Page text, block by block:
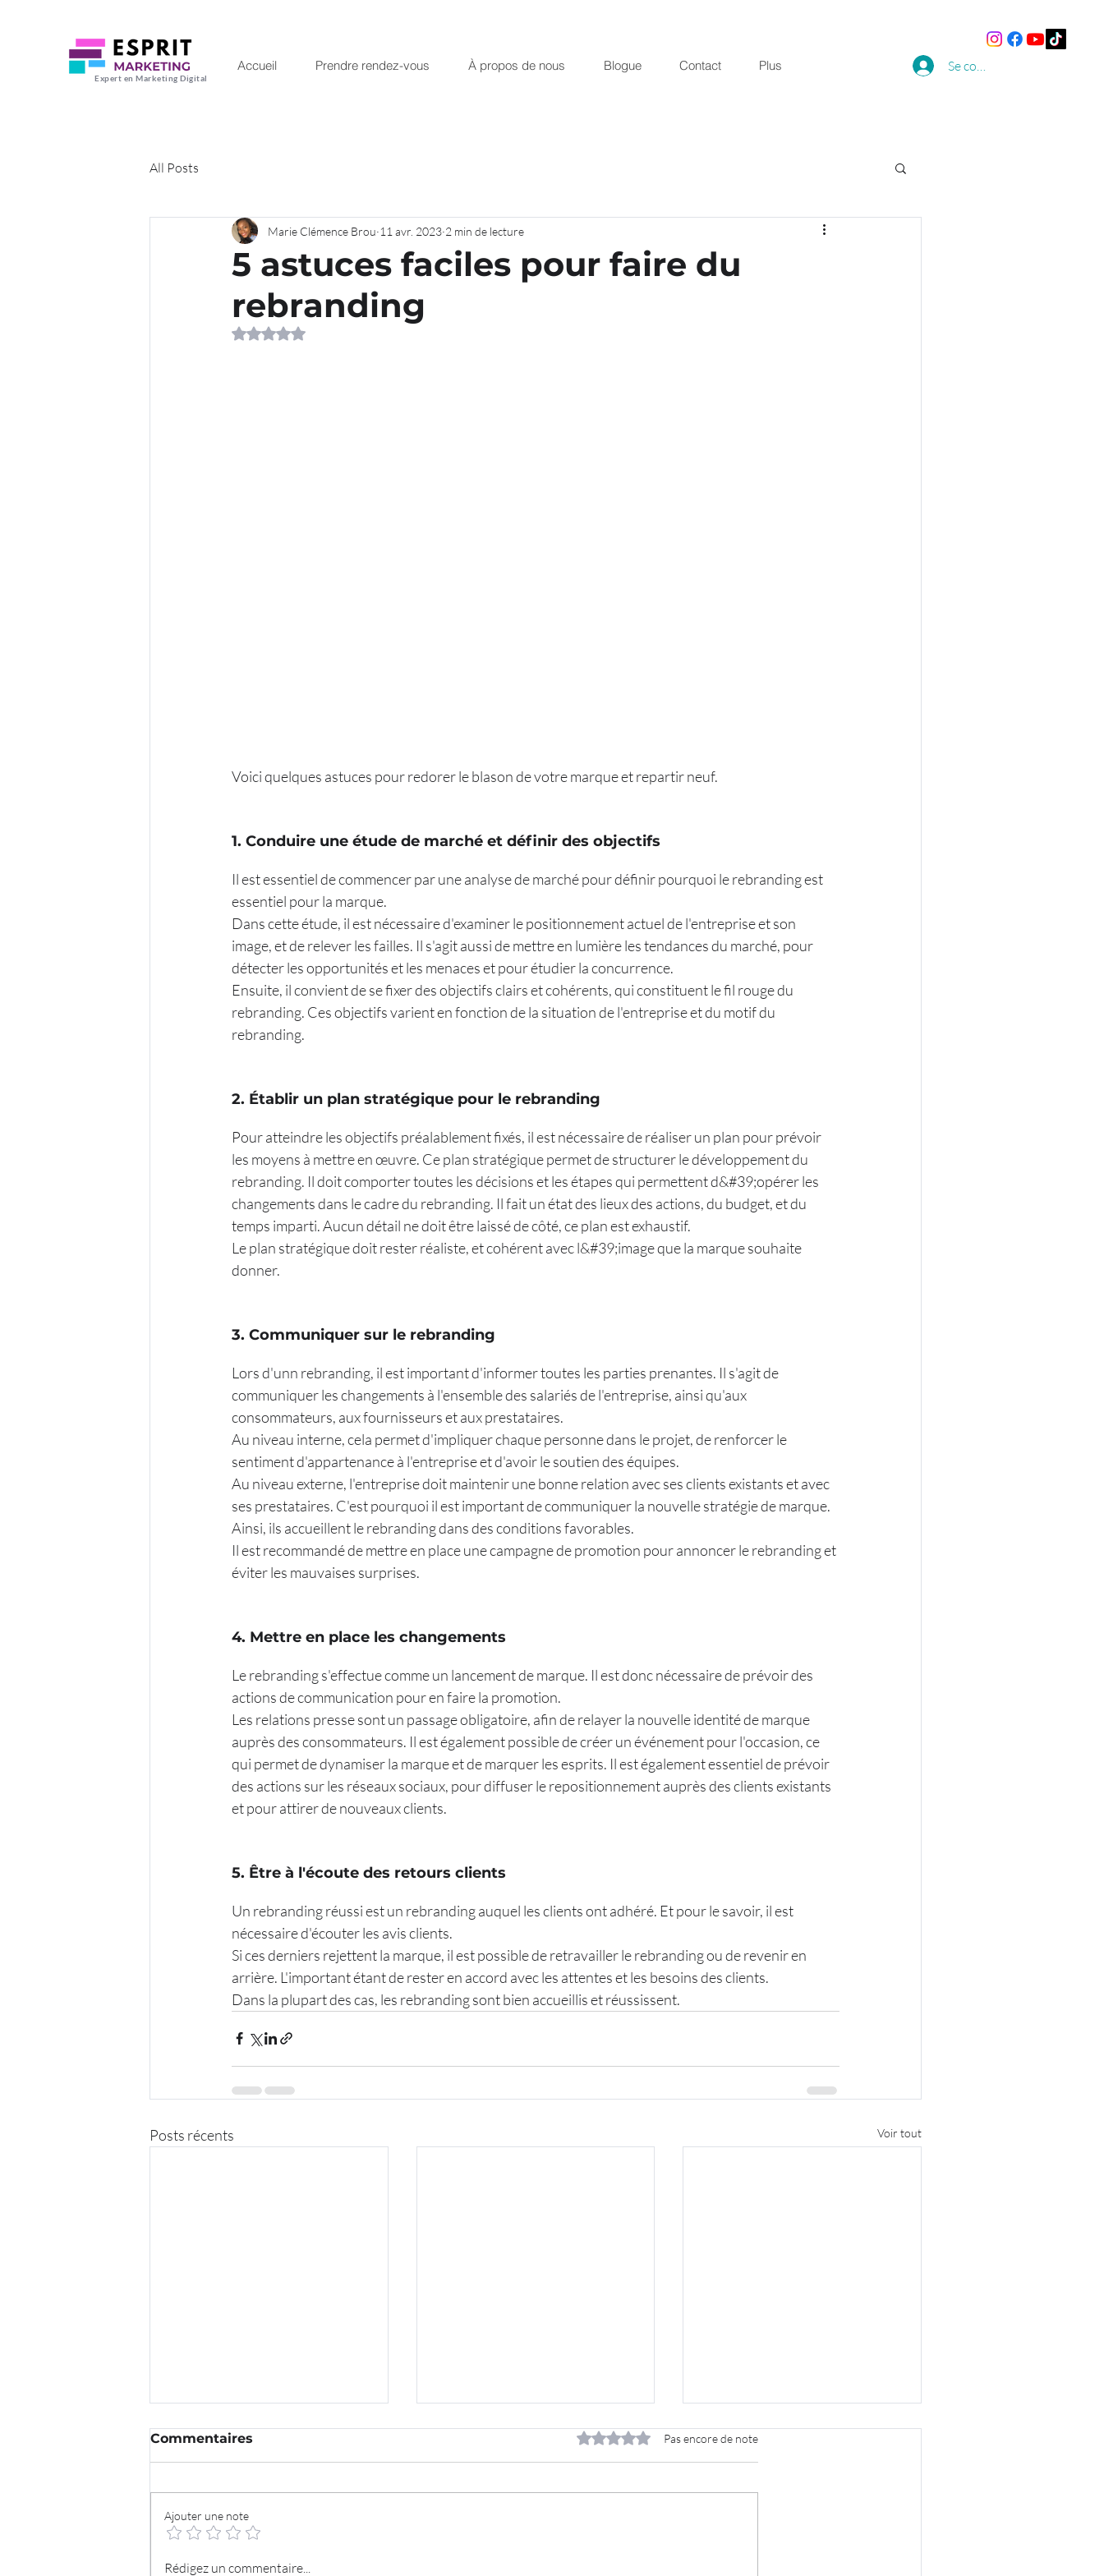
Expert en Marketing Digital
Accueil Prendre rendez-vous À propos de nous Blogue Contact Plus Se connecter
All Posts
5 astuces faciles pour faire du
rebranding
Marie Clémence Brou 11 avr. 2023 2 min de lecture
Noté NaN étoiles sur 5.
Voici quelques astuces pour redorer le blason de votre marque et repartir neuf.
1. Conduire une étude de marché et définir des objectifs
Il est essentiel de commencer par une analyse de marché pour définir pourquoi le rebranding est
essentiel pour la marque.
Dans cette étude, il est nécessaire d'examiner le positionnement actuel de l'entreprise et son
image, et de relever les failles. Il s'agit aussi de mettre en lumière les tendances du marché, pour
détecter les opportunités et les menaces et pour étudier la concurrence.
Ensuite, il convient de se fixer des objectifs clairs et cohérents, qui constituent le fil rouge du
rebranding. Ces objectifs varient en fonction de la situation de l'entreprise et du motif du
rebranding.
2. Établir un plan stratégique pour le rebranding
Pour atteindre les objectifs préalablement fixés, il est nécessaire de réaliser un plan pour prévoir
les moyens à mettre en œuvre. Ce plan stratégique permet de structurer le développement du
rebranding. Il doit comporter toutes les décisions et les étapes qui permettent d&#39;opérer les
changements dans le cadre du rebranding. Il fait un état des lieux des actions, du budget, et du
temps imparti. Aucun détail ne doit être laissé de côté, ce plan est exhaustif.
Le plan stratégique doit rester réaliste, et cohérent avec l&#39;image que la marque souhaite
donner.
3. Communiquer sur le rebranding
Lors d'unn rebranding, il est important d'informer toutes les parties prenantes. Il s'agit de
communiquer les changements à l'ensemble des salariés de l'entreprise, ainsi qu'aux
consommateurs, aux fournisseurs et aux prestataires.
Au niveau interne, cela permet d'impliquer chaque personne dans le projet, de renforcer le
sentiment d'appartenance à l'entreprise et d'avoir le soutien des équipes.
Au niveau externe, l'entreprise doit maintenir une bonne relation avec ses clients existants et avec
ses prestataires. C'est pourquoi il est important de communiquer la nouvelle stratégie de marque.
Ainsi, ils accueillent le rebranding dans des conditions favorables.
Il est recommandé de mettre en place une campagne de promotion pour annoncer le rebranding et
éviter les mauvaises surprises.
4. Mettre en place les changements
Le rebranding s'effectue comme un lancement de marque. Il est donc nécessaire de prévoir des
actions de communication pour en faire la promotion.
Les relations presse sont un passage obligatoire, afin de relayer la nouvelle identité de marque
auprès des consommateurs. Il est également possible de créer un événement pour l'occasion, ce
qui permet de dynamiser la marque et de marquer les esprits. Il est également essentiel de prévoir
des actions sur les réseaux sociaux, pour diffuser le repositionnement auprès des clients existants
et pour attirer de nouveaux clients.
5. Être à l'écoute des retours clients
Un rebranding réussi est un rebranding auquel les clients ont adhéré. Et pour le savoir, il est
nécessaire d'écouter les avis clients.
Si ces derniers rejettent la marque, il est possible de retravailler le rebranding ou de revenir en
arrière. L'important étant de rester en accord avec les attentes et les besoins des clients.
Dans la plupart des cas, les rebranding sont bien accueillis et réussissent.
Posts récents Voir tout
Du contenu publié au
Commentaires Noté 0 étoile sur 5.Pas encore de note
Ajouter une note
Rédigez un commentaire...